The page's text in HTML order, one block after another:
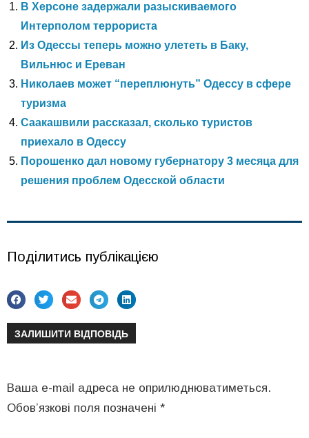
В Херсоне задержали разыскиваемого
Интерполом террориста
Из Одессы теперь можно улететь в Баку,
Вильнюс и Ереван
Николаев может “переплюнуть” Одессу в сфере
туризма
Саакашвили рассказал, сколько туристов
приехало в Одессу
Порошенко дал новому губернатору 3 месяца для
решения проблем Одесской области
Поділитись публікацією
ЗАЛИШИТИ ВІДПОВІДЬ
Ваша e-mail адреса не оприлюднюватиметься.
Обов’язкові поля позначені *